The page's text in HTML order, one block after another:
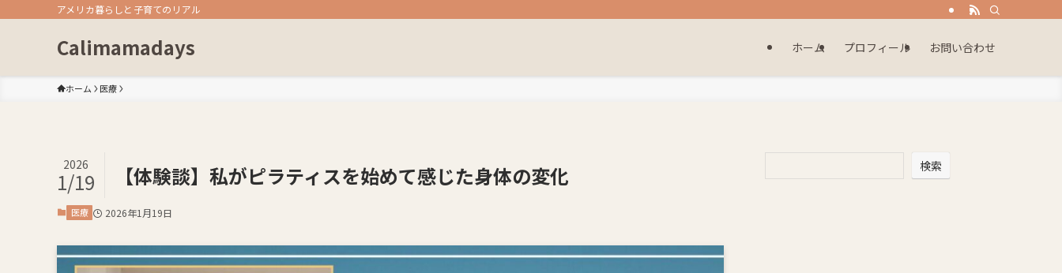
アメリカ暮らしと子育てのリアル
Calimamadays ホーム プロフィール お問い合わせ
ホーム 医療
【体験談】私がピラティスを始めて感じた身体の変化
2026
1/19
医療 2026年1月19日
検索